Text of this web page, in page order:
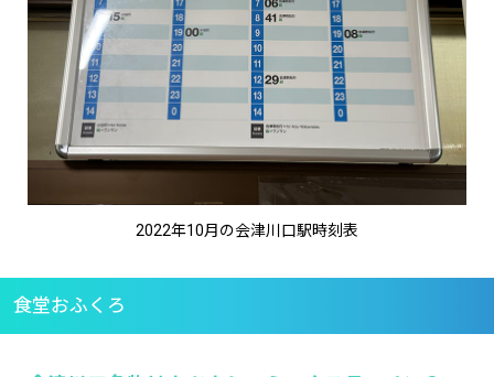
2022年10月の会津川口駅時刻表
食堂おふくろ